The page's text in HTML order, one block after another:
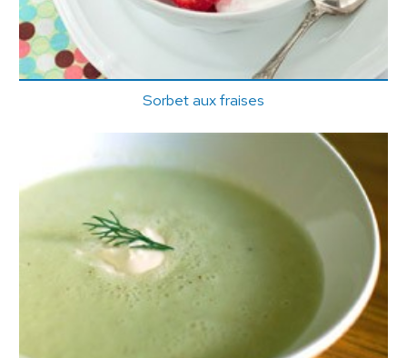
Sorbet aux fraises